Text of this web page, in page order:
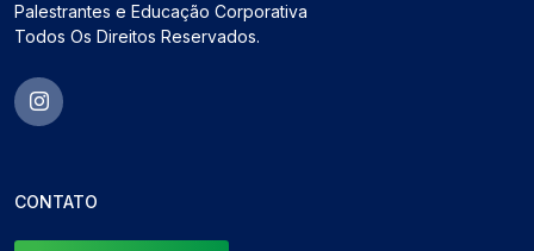
Palestrantes e Educação Corporativa
Todos Os Direitos Reservados.
CONTATO